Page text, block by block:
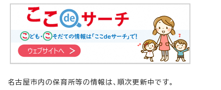
名古屋市内の保育所等の情報は、順次更新中です。